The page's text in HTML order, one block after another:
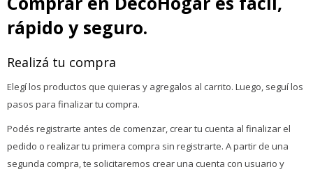
rápido y seguro.
Realizá tu compra
Elegí los productos que quieras y agregalos al carrito. Luego, seguí los
pasos para finalizar tu compra.
Podés registrarte antes de comenzar, crear tu cuenta al finalizar el
pedido o realizar tu primera compra sin registrarte. A partir de una
segunda compra, te solicitaremos crear una cuenta con usuario y